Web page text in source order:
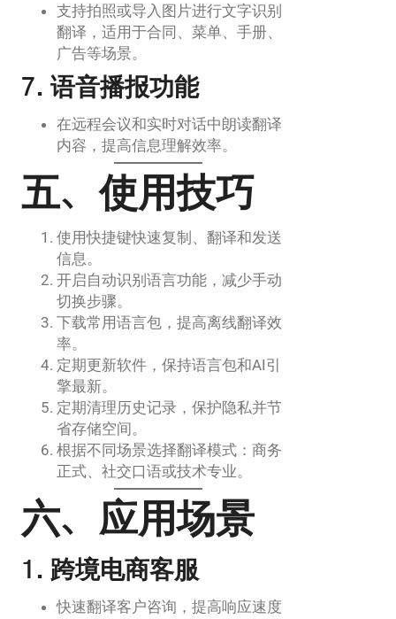
支持拍照或导入图片进行文字识别
翻译，适用于合同、菜单、手册、
广告等场景。
7. 语音播报功能
在远程会议和实时对话中朗读翻译
内容，提高信息理解效率。
五、使用技巧
使用快捷键快速复制、翻译和发送
信息。
开启自动识别语言功能，减少手动
切换步骤。
下载常用语言包，提高离线翻译效
率。
定期更新软件，保持语言包和AI引
擎最新。
定期清理历史记录，保护隐私并节
省存储空间。
根据不同场景选择翻译模式：商务
正式、社交口语或技术专业。
六、应用场景
1. 跨境电商客服
快速翻译客户咨询，提高响应速度